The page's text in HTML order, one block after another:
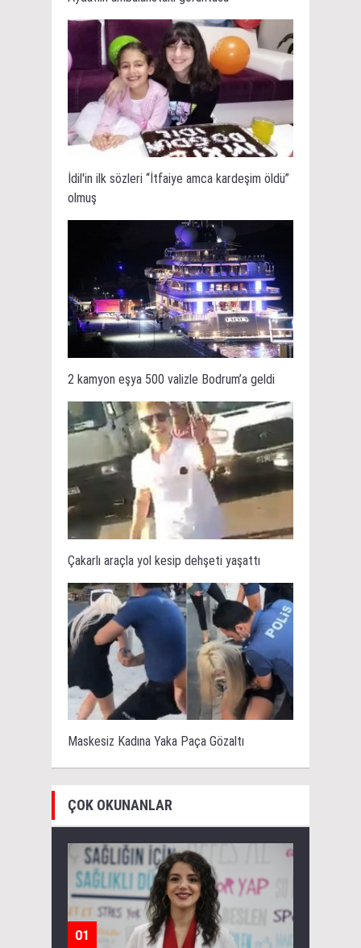
İdil'in ilk sözleri “İtfaiye amca kardeşim öldü”
olmuş
2 kamyon eşya 500 valizle Bodrum’a geldi
Çakarlı araçla yol kesip dehşeti yaşattı
Maskesiz Kadına Yaka Paça Gözaltı
ÇOK OKUNANLAR
01